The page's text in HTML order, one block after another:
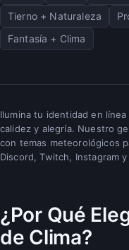
Tierno + Naturaleza
Fantasía + Clima
Ilumina tu identidad en
calidez y alegría. Nuestro
con temas meteorológicos
Discord, Twitch, Instagram
¿Por Qué
de Clima?